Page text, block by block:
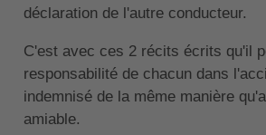
déclaration de l'autre conducteur.
C'est avec ces 2 récits écrits qu'il
responsabilité de chacun dans
indemnisé de la même manière
amiable.